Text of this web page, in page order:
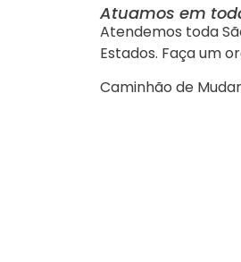
Atuamos em
Atendemos toda
Estados. Faça um
Caminhão de